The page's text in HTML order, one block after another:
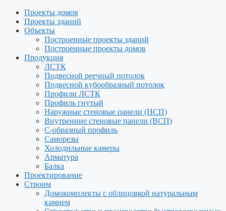
Проекты домов
Проекты зданий
Объекты
Построенные проекты зданий
Построенные проекты домов
Продукция
ЛСТК
Подвесной реечный потолок
Подвесной кубообразный потолок
Профили ЛСТК
Профиль гнутый
Наружные стеновые панели (НСП)
Внутренние стеновые панели (ВСП)
С-образный профиль
Саморезы
Холодильные камеры
Арматура
Балка
Проектирование
Строим
Домокомплекты с облицовкой натуральным
камнем